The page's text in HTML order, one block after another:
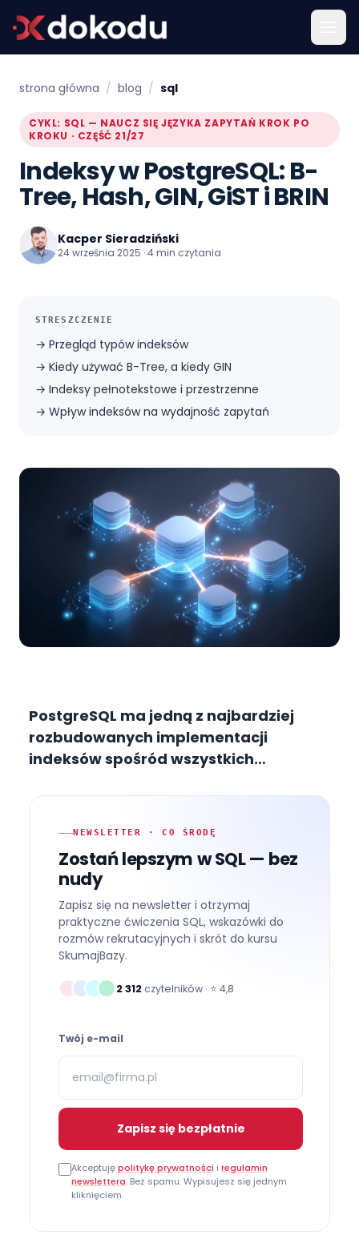
strona główna / blog / sql
CYKL: SQL — NAUCZ SIĘ JĘZYKA ZAPYTAŃ KROK PO
KROKU · CZĘŚĆ 21/27
Indeksy w PostgreSQL: B-
Tree, Hash, GIN, GiST i BRIN
Kacper Sieradziński
24 września 2025 · 4 min czytania
STRESZCZENIE
→ Przegląd typów indeksów
→ Kiedy używać B-Tree, a kiedy GIN
→ Indeksy pełnotekstowe i przestrzenne
→ Wpływ indeksów na wydajność zapytań
PostgreSQL ma jedną z najbardziej
rozbudowanych implementacji
indeksów spośród wszystkich
do dyspozycji GIN dla JSONB
i pełnotekstowego wyszukiwania, GiST
dla danych przestrzennych, BRIN
dla ogromnych tabel rosnących
po czasie oraz Hash dla prostych
równości.
NEWSLETTER · CO ŚRODĘ
Zostań lepszym w SQL — bez
nudy
Zapisz się na newsletter i otrzymaj
praktyczne ćwiczenia SQL, wskazówki do
rozmów rekrutacyjnych i skrót do kursu
SkumajBazy.
2 312czytelników · ⭐ 4,8
Twój e-mail
Zapisz się bezpłatnie
Akceptujępolitykę prywatności i regulamin
newslettera. Bez spamu. Wypisujesz się jednym
kliknięciem.